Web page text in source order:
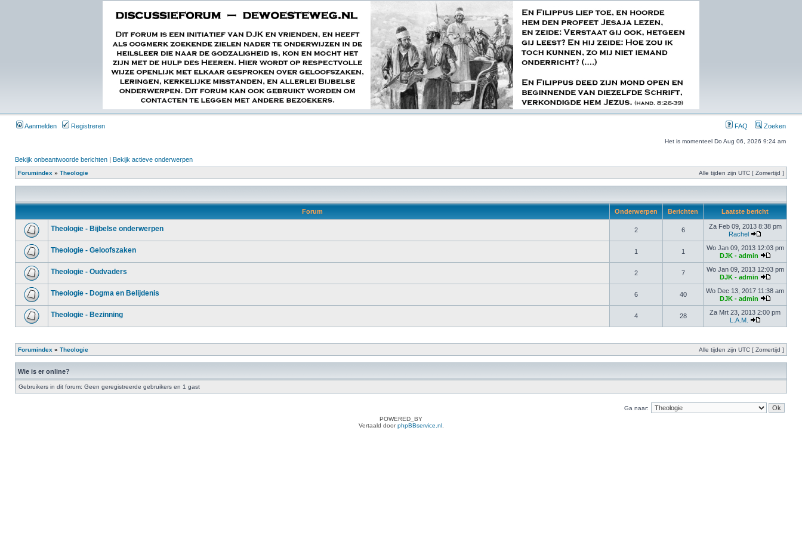
Aanmelden Registreren FAQ Zoeken
Het is momenteel Do Aug 06, 2026 9:24 am
Bekijk onbeantwoorde berichten | Bekijk actieve onderwerpen
Forumindex » Theologie Alle tijden zijn UTC [ Zomertijd ]
Forum Onderwerpen Berichten Laatste bericht
Theologie - Bijbelse onderwerpen 2 6
Za Feb 09, 2013 8:38 pm
Rachel
Theologie - Geloofszaken 1 1
Wo Jan 09, 2013 12:03 pm
DJK - admin
Theologie - Oudvaders 2 7
Wo Jan 09, 2013 12:03 pm
DJK - admin
Theologie - Dogma en Belijdenis 6 40
Wo Dec 13, 2017 11:38 am
DJK - admin
Theologie - Bezinning 4 28
Za Mrt 23, 2013 2:00 pm
L.A.M.
Forumindex » Theologie Alle tijden zijn UTC [ Zomertijd ]
Wie is er online?
Gebruikers in dit forum: Geen geregistreerde gebruikers en 1 gast
Ga naar:
POWERED_BY
Vertaald doorphpBBservice.nl.